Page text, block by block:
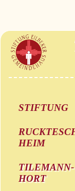
STIFTUNG
HEIM
TILEMANN-
HORT